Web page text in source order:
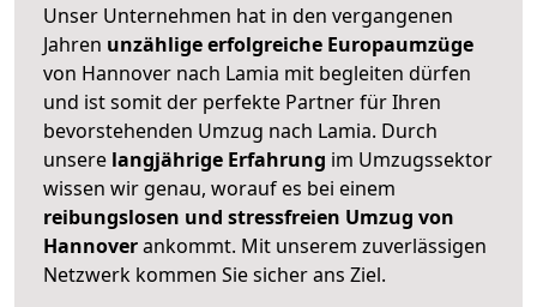
Unser Unternehmen hat in den vergangenen
Jahren unzählige erfolgreiche Europaumzüge
von Hannover nach Lamia mit begleiten dürfen
und ist somit der perfekte Partner für Ihren
bevorstehenden Umzug nach Lamia. Durch
unsere langjährige Erfahrung im Umzugssektor
wissen wir genau, worauf es bei einem
reibungslosen und stressfreien Umzug von
Hannoverankommt. Mit unserem zuverlässigen
Netzwerk kommen Sie sicher ans Ziel.